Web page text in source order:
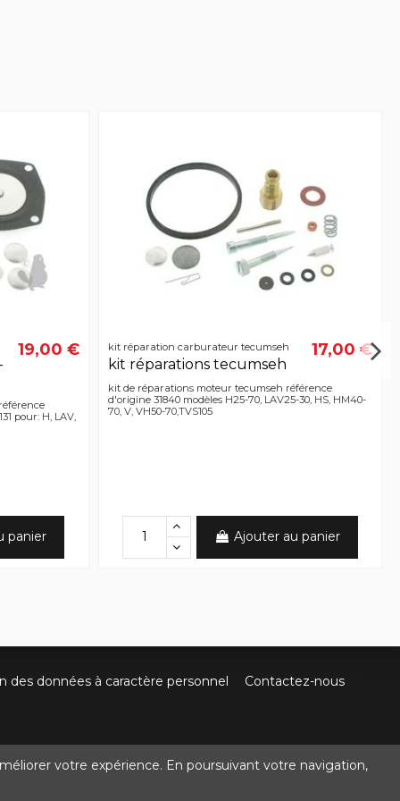
19,00 €
pour: H, LAV,
panier
kit réparation carburateur tecumseh
kit réparations tecumseh
17,00 €
kit de réparations moteur tecumseh référence
d'origine 31840 modèles H25-70, LAV25-30, HS, HM40-
70, V, VH50-70,TVS105
Ajouter au panier
des données à caractère personnel
Contactez-nous
votre expérience. En poursuivant votre navigation,